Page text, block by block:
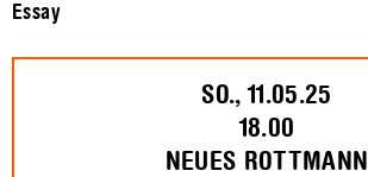
Essay
SO., 11.05.25
18.00
NEUES ROTTMANN